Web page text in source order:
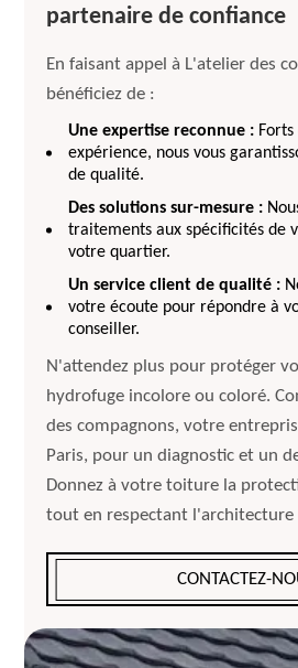
partenaire de confiance
En faisant appel à L'atelier des
bénéficiez de :
Une expertise reconnue :
expérience, nous vous
de qualité.
Des solutions sur-mesure :
traitements aux spécificités de
votre quartier.
Un service client de qualité :
votre écoute pour répondre à
conseiller.
N'attendez plus pour protéger
hydrofuge incolore ou coloré.
des compagnons, votre
Paris, pour un diagnostic et un
Donnez à votre toiture la
tout en respectant l'architecture
CONTACTEZ-